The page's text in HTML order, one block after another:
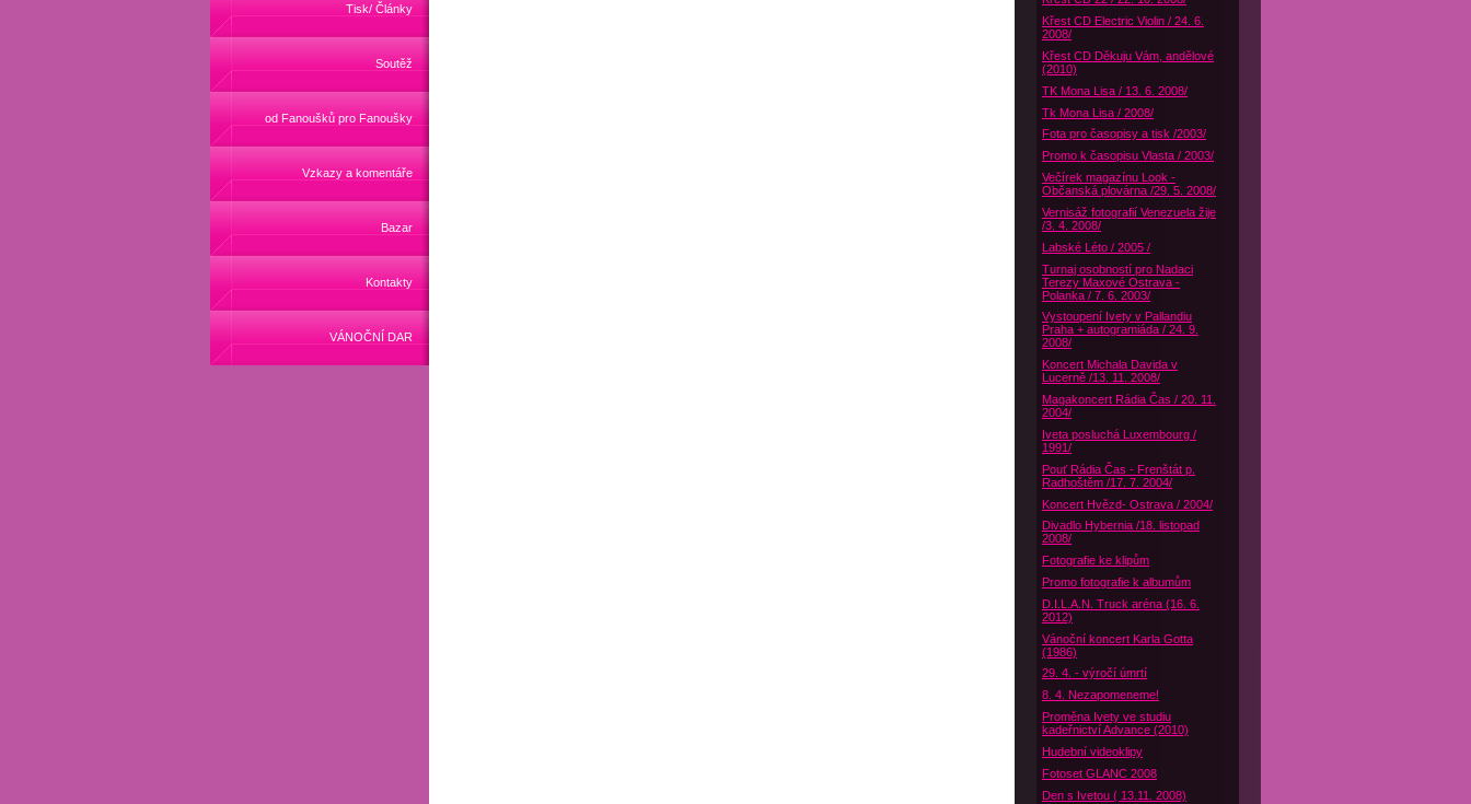
Tisk/ Články
Soutěž
od Fanoušků pro Fanoušky
Vzkazy a komentáře
Bazar
Kontakty
VÁNOČNÍ DAR
Křest CD Electric Violin / 24. 6.
2008/
Křest CD Děkuju Vám, andělové
(2010)
TK Mona Lisa / 13. 6. 2008/
Tk Mona Lisa / 2008/
Fota pro časopisy a tisk /2003/
Promo k časopisu Vlasta / 2003/
Večírek magazínu Look -
Občanská plovárna /29. 5. 2008/
Vernisáž fotografií Venezuela žije
/3. 4. 2008/
Labské Léto / 2005 /
Turnaj osobností pro Nadaci
Terezy Maxové Ostrava -
Polanka / 7. 6. 2003/
Vystoupení Ivety v Pallandiu
Praha + autogramiáda / 24. 9.
2008/
Koncert Michala Davida v
Lucerně /13. 11. 2008/
Magakoncert Rádia Čas / 20. 11.
2004/
Iveta posluchá Luxembourg /
1991/
Pouť Rádia Čas - Frenštát p.
Radhoštěm /17. 7. 2004/
Koncert Hvězd- Ostrava / 2004/
Divadlo Hybernia /18. listopad
2008/
Fotografie ke klipům
Promo fotografie k albumům
D.I.L.A.N. Truck aréna (16. 6.
2012)
Vánoční koncert Karla Gotta
(1986)
29. 4. - výročí úmrtí
8. 4. Nezapomeneme!
Proměna Ivety ve studiu
kadeřnictví Advance (2010)
Hudební videoklipy
Fotoset GLANC 2008
Den s Ivetou ( 13.11. 2008)